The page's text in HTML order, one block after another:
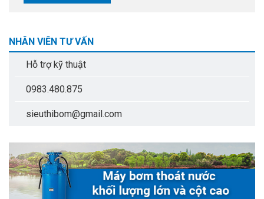
NHÂN VIÊN TƯ VẤN
Hỗ trợ kỹ thuật
0983.480.875
sieuthibom@gmail.com